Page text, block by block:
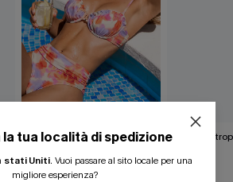
Che carino questo bikini
46,00 €
Set bikini
40,00 €
tua località di spedizione
stati Uniti. Vuoi passare al sito locale per una
migliore esperienza?